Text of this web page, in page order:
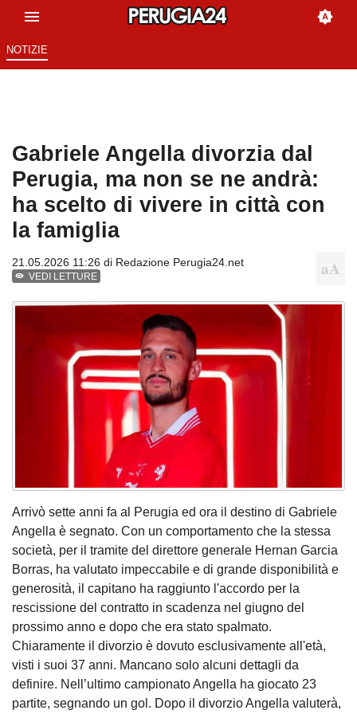
NOTIZIE
Gabriele Angella divorzia dal
Perugia, ma non se ne andrà:
ha scelto di vivere in città con
la famiglia
21.05.2026 11:26 di Redazione Perugia24.net
VEDI LETTURE
Arrivò sette anni fa al Perugia ed ora il destino di Gabriele
Angella è segnato. Con un comportamento che la stessa
società, per il tramite del direttore generale Hernan Garcia
Borras, ha valutato impeccabile e di grande disponibilità e
generosità, il capitano ha raggiunto l'accordo per la
rescissione del contratto in scadenza nel giugno del
prossimo anno e dopo che era stato spalmato.
Chiaramente il divorzio è dovuto esclusivamente all'età,
visti i suoi 37 anni. Mancano solo alcuni dettagli da
definire. Nell’ultimo campionato Angella ha giocato 23
partite, segnando un gol. Dopo il divorzio Angella valuterà,